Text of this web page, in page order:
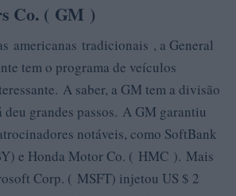
Co. ( GM )
americanas tradicionais , a General
tem o programa de veículos
A saber, a GM tem a divisão
grandes passos. A GM garantiu
notáveis, como SoftBank
e Honda Motor Co. ( HMC ). Mais
Corp. ( MSFT) injetou US $ 2